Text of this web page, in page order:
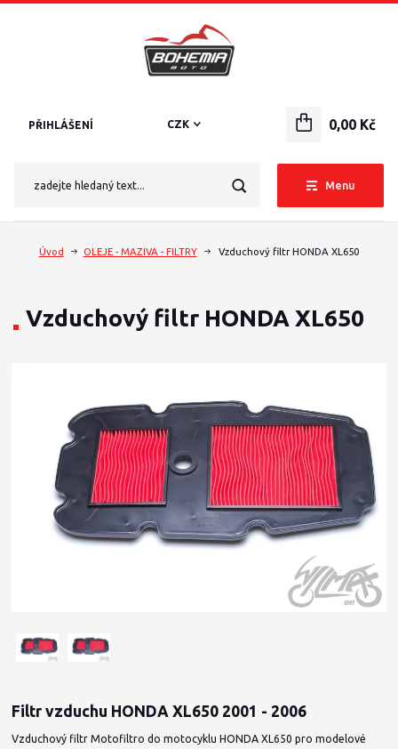
Menu
CZK
PŘIHLÁŠENÍ 0,00 Kč
Úvod OLEJE - MAZIVA - FILTRY Vzduchový filtr HONDA XL650
Vzduchový filtr HONDA XL650
Filtr vzduchu HONDA XL650 2001 - 2006
Vzduchový filtr Motofiltro do motocyklu HONDA XL650 pro modelové